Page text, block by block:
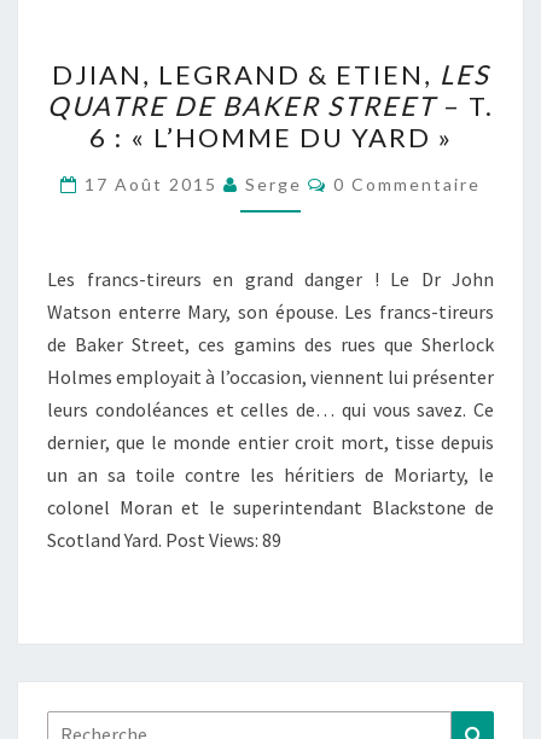
LEGRAND
&
ETIEN,
LES
QUATRE
BAKER
STREET
–
T.
6
:
« L’HOMME
DU
YARD »
DJIAN, LEGRAND & ETIEN, LES
QUATRE DE BAKER STREET– T.
6 : « L’HOMME DU YARD »
17 Août 2015 Serge Commentaires
0 Commentaire
Les francs-tireurs en grand danger ! Le Dr John
Watson enterre Mary, son épouse. Les francs-tireurs
de Baker Street, ces gamins des rues que Sherlock
Holmes employait à l’occasion, viennent lui présenter
leurs condoléances et celles de… qui vous savez. Ce
dernier, que le monde entier croit mort, tisse depuis
un an sa toile contre les héritiers de Moriarty, le
colonel Moran et le superintendant Blackstone de
Scotland Yard. Post Views: 89
Rechercher :